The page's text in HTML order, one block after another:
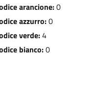
arancione:0
azzurro:0
verde:4
bianco:0